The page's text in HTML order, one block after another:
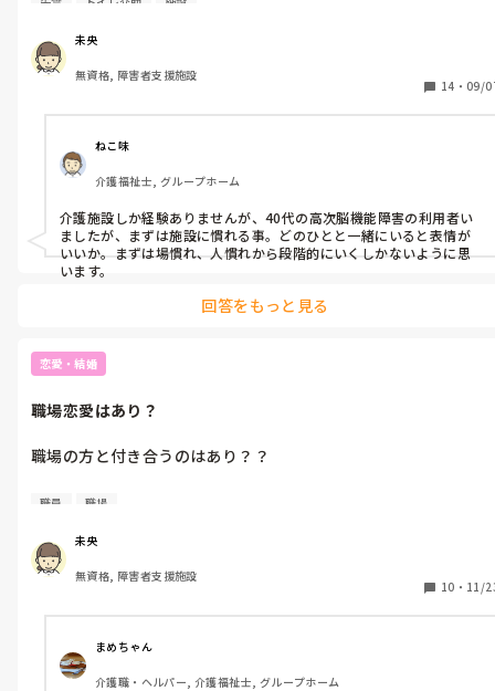
てしまいました。
みなさんの施設はこういう利用者さんはどの様な対応をしていま
未央
無資格, 障害者支援施設
14 ・ 09/
ねこ味
介護福祉士, グループホーム
介護施設しか経験ありませんが、40代の高次脳機能障害の利用者い
ましたが、まずは施設に慣れる事。どのひとと一緒にいると表情が
いいか。まずは場慣れ、人慣れから段階的にいくしかないように思
います。
回答をもっと見る
恋愛・結婚
職場恋愛はあり？
職場の方と付き合うのはあり？？
お疲れ様です。
多分だけど、両思いの先輩がいます。
休みの日は一緒に買い物に行ったりカラオケに行ったりドライブ
に行ったりする関係なんですが、お互い奥手で、どちらからも告
男性職員だけの飲み会の時に、その先輩が私のことを好きって言
ってたよって、他の男性職員さんから聞きました。
職員 職場
未央
無資格, 障害者支援施設
10 ・ 11/
まめちゃん
介護職・ヘルパー, 介護福祉士, グループホーム